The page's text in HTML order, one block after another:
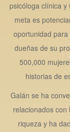
psicóloga clínica y
meta es
oportunidad
dueñas de su
500,000
historias de
Galán se ha
relacionados
riqueza y ha